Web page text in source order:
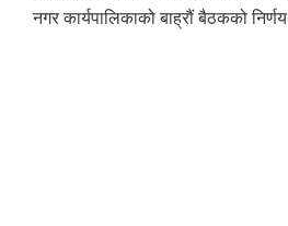
नगर कार्यपालिकाको बाह्रौं बैठकको निर्णय